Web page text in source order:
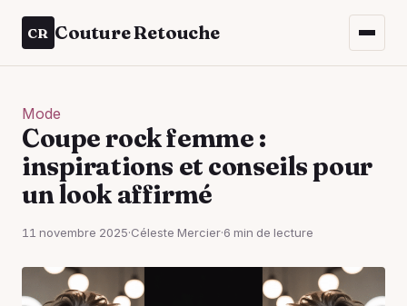
CR Couture Retouche
Mode
Coupe rock femme :
inspirations et conseils pour
un look affirmé
11 novembre 2025·Céleste Mercier·6 min de lecture